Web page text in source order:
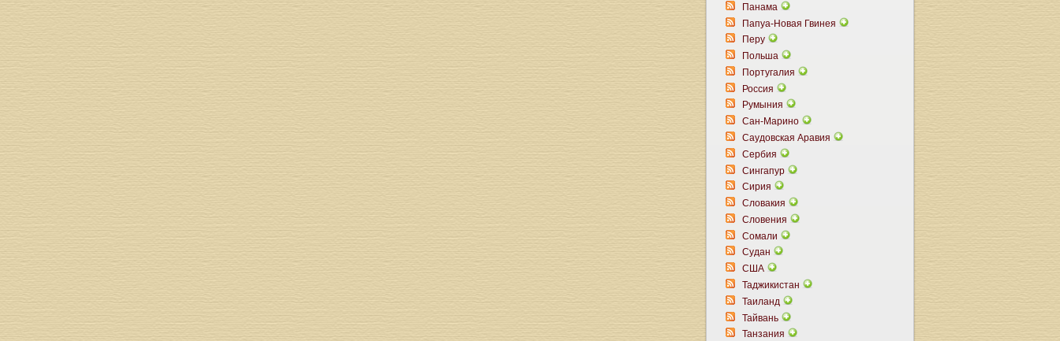
Панама
Папуа-Новая Гвинея
Перу
Польша
Португалия
Россия
Румыния
Сан-Марино
Саудовская Аравия
Сербия
Сингапур
Сирия
Словакия
Словения
Сомали
Судан
США
Таджикистан
Таиланд
Тайвань
Танзания